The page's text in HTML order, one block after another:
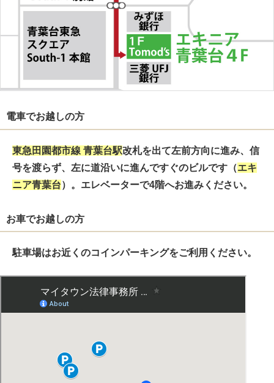
電車でお越しの方
東急田園都市線 青葉台駅改札を出て左前方向に進み、信
号を渡らず、左に道沿いに進んですぐのビルです（エキ
ニア青葉台）。エレベーターで4階へお進みください。
お車でお越しの方
駐車場はお近くのコインパーキングをご利用ください。